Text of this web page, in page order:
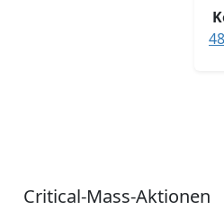
Critical-Mass-Aktionen